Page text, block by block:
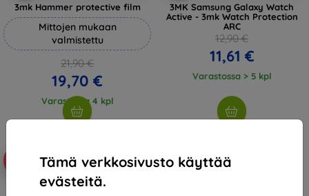
Tämä verkkosivusto käyttää
evästeitä.
3mk Hammer protective film
Mittojen mukaan
valmistettu
21,90 €
19,70 €
Varastossa 4 kpl
3MK Samsung Galaxy Watch
Active - 3mk Watch Protection
ARC
12,90 €
11,61 €
Varastossa > 5 kpl